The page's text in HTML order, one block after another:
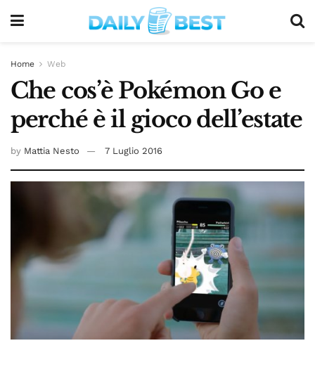
Home Web
Che cos’è Pokémon Go e
perché è il gioco dell’estate
by Mattia Nesto 7 Luglio 2016